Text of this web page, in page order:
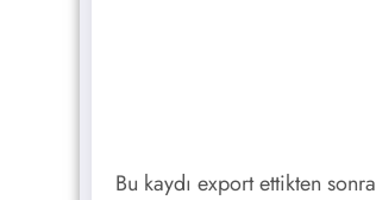
Bu kaydı export ettikten sonra